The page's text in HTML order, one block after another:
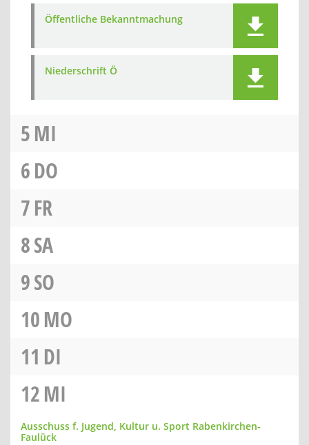
Öffentliche Bekanntmachung
Niederschrift Ö
5MI
6DO
7FR
8SA
9SO
10MO
11 DI
12MI
Ausschuss f. Jugend, Kultur u. Sport Rabenkirchen-
Faulück